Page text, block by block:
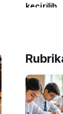
keçirilib
göstərən
SİYAHI
Ali təhsil 7
BMU-
qəbul